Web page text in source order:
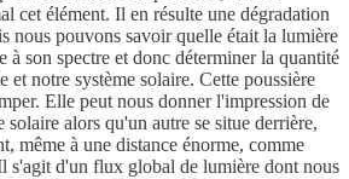
cet élément. Il en résulte une dégradation
nous pouvons savoir quelle était la lumière
à son spectre et donc déterminer la quantité
et notre système solaire. Cette poussière
Elle peut nous donner l'impression de
solaire alors qu'un autre se situe derrière,
même à une distance énorme, comme
s'agit d'un flux global de lumière dont nous